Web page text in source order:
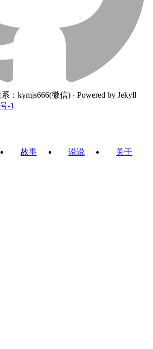
：kymjs666(微信) · Powered by Jekyll
-1
故事 说说 关于